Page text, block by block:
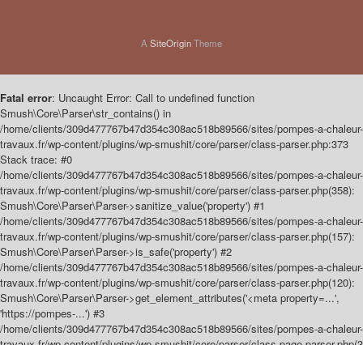
ASiteOriginTheme
Fatal error: Uncaught Error: Call to undefined function
Smush\Core\Parser\str_contains() in
/home/clients/309d477767b47d354c308ac518b89566/sites/pompes-a-chaleur-
travaux.fr/wp-content/plugins/wp-smushit/core/parser/class-parser.php:373
Stack trace: #0
/home/clients/309d477767b47d354c308ac518b89566/sites/pompes-a-chaleur-
travaux.fr/wp-content/plugins/wp-smushit/core/parser/class-parser.php(358):
Smush\Core\Parser\Parser->sanitize_value('property') #1
/home/clients/309d477767b47d354c308ac518b89566/sites/pompes-a-chaleur-
travaux.fr/wp-content/plugins/wp-smushit/core/parser/class-parser.php(157):
Smush\Core\Parser\Parser->is_safe('property') #2
/home/clients/309d477767b47d354c308ac518b89566/sites/pompes-a-chaleur-
travaux.fr/wp-content/plugins/wp-smushit/core/parser/class-parser.php(120):
Smush\Core\Parser\Parser->get_element_attributes('<meta property=...',
'https://pompes-...') #3
/home/clients/309d477767b47d354c308ac518b89566/sites/pompes-a-chaleur-